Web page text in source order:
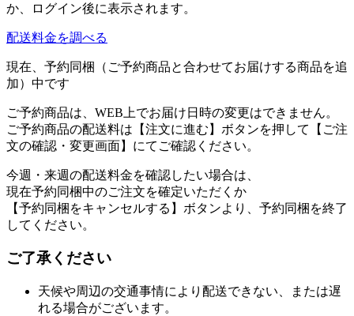
か、ログイン後に表示されます。
配送料金を調べる
現在、予約同梱（ご予約商品と合わせてお届けする商品を追
加）中です
ご予約商品は、WEB上でお届け日時の変更はできません。
ご予約商品の配送料は【注文に進む】ボタンを押して【ご注
文の確認・変更画面】にてご確認ください。
今週・来週の配送料金を確認したい場合は、
現在予約同梱中のご注文を確定いただくか
【予約同梱をキャンセルする】ボタンより、予約同梱を終了
してください。
ご了承ください
天候や周辺の交通事情により配送できない、または遅
れる場合がございます。